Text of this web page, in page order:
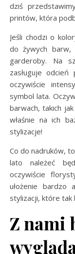
dziś
printów, która
Jeśli chodzi o
do żywych
garderoby. Na
zasługuje
oczywiście
symbol lata.
barwach, takich
właśnie na ich
stylizacje!
Co do nadruków,
lato należeć
oczywiście
ułożenie bardzo
stylizacji, które tak
Z nami